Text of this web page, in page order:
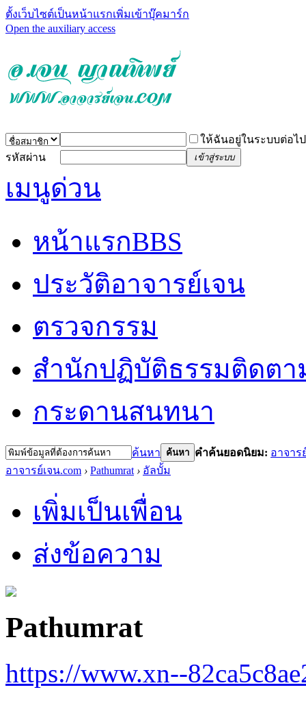
ตั้งเว็บไซต์เป็นหน้าแรกเพิ่มเข้าบุ๊คมาร์ก
Open the auxiliary access
ให้ฉันอยู่ในระบบต่อไป
รหัสผ่าน
เข้าสู่ระบบ
เมนูด่วน
หน้าแรกBBS
ประวัติอาจารย์เจน
ตรวจกรรม
สำนักปฏิบัติธรรมติดต
กระดานสนทนา
ค้นหา ค้นหา คำค้นยอดนิยม: อาจาร
อาจารย์เจน.com › Pathumrat › อัลบั้ม
เพิ่มเป็นเพื่อน
ส่งข้อความ
Pathumrat
https://www.xn--